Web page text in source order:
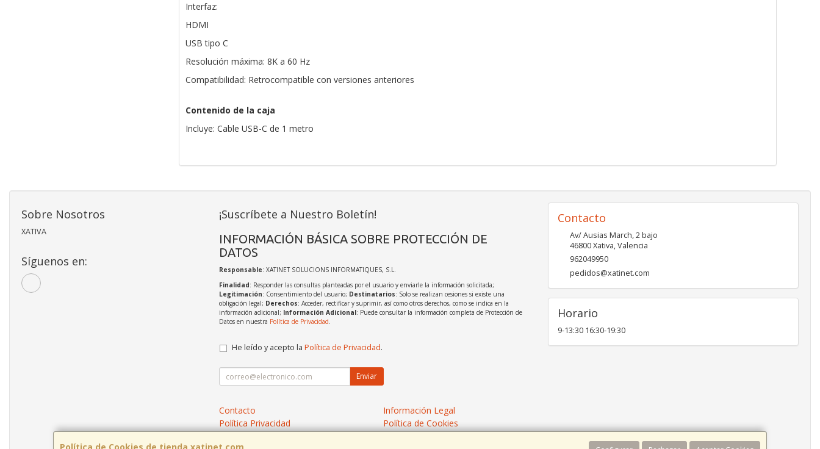
Interfaz:
HDMI
USB tipo C
Resolución máxima: 8K a 60 Hz
Compatibilidad: Retrocompatible con versiones anteriores
Contenido de la caja
Incluye: Cable USB-C de 1 metro
Sobre Nosotros
XATIVA
Síguenos en:
¡Suscríbete a Nuestro Boletín!
INFORMACIÓN BÁSICA SOBRE PROTECCIÓN DE
DATOS
Responsable: XATINET SOLUCIONS INFORMATIQUES, S.L.
Finalidad: Responder las consultas planteadas por el usuario y enviarle la información solicitada;
Legitimación: Consentimiento del usuario; Destinatarios: Solo se realizan cesiones si existe una
obligación legal; Derechos: Acceder, rectificar y suprimir, así como otros derechos, como se indica en la
información adicional; Información Adicional: Puede consultar la información completa de Protección de
Datos en nuestra Política de Privacidad.
He leído y acepto la Política de Privacidad.
Enviar
Contacto
Información Legal
Política Privacidad
Política de Cookies
Contacto
Av/ Ausias March, 2 bajo
46800Xativa,Valencia
962049950
pedidos@xatinet.com
Horario
9-13:30 16:30-19:30